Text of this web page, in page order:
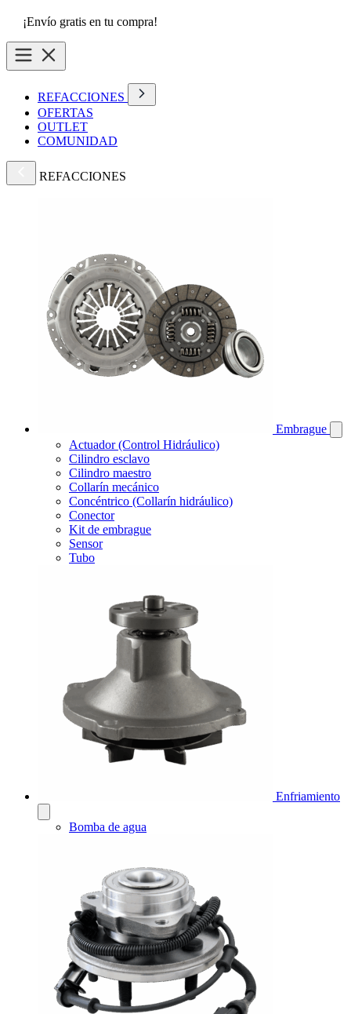
¡Envío gratis en tu compra!
REFACCIONES
OFERTAS
OUTLET
COMUNIDAD
REFACCIONES
Embrague
Actuador (Control Hidráulico)
Cilindro esclavo
Cilindro maestro
Collarín mecánico
Concéntrico (Collarín hidráulico)
Conector
Kit de embrague
Sensor
Tubo
Enfriamiento
Bomba de agua